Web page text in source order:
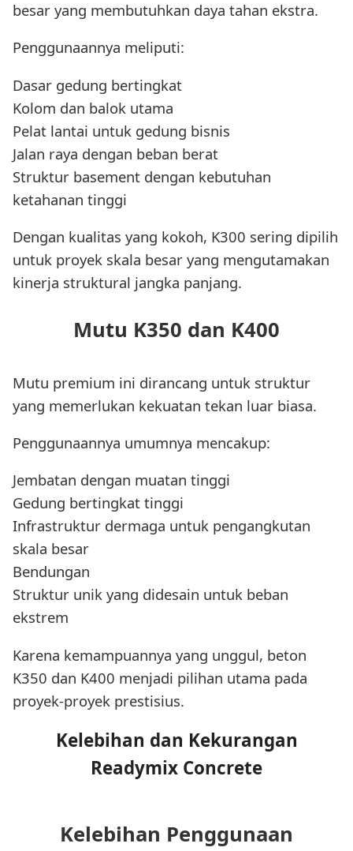
besar yang membutuhkan daya tahan ekstra.
Penggunaannya meliputi:
Dasar gedung bertingkat
Kolom dan balok utama
Pelat lantai untuk gedung bisnis
Jalan raya dengan beban berat
Struktur basement dengan kebutuhan
ketahanan tinggi
Dengan kualitas yang kokoh, K300 sering dipilih
untuk proyek skala besar yang mengutamakan
kinerja struktural jangka panjang.
Mutu K350 dan K400
Mutu premium ini dirancang untuk struktur
yang memerlukan kekuatan tekan luar biasa.
Penggunaannya umumnya mencakup:
Jembatan dengan muatan tinggi
Gedung bertingkat tinggi
Infrastruktur dermaga untuk pengangkutan
skala besar
Bendungan
Struktur unik yang didesain untuk beban
ekstrem
Karena kemampuannya yang unggul, beton
K350 dan K400 menjadi pilihan utama pada
proyek-proyek prestisius.
Kelebihan dan Kekurangan
Readymix Concrete
Kelebihan Penggunaan